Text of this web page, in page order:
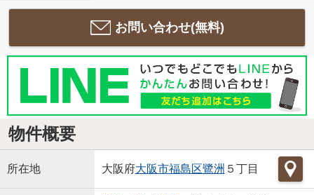
お問い合わせ(無料)
物件概要
所在地 大阪府大阪市福島区鷺洲 ５丁目